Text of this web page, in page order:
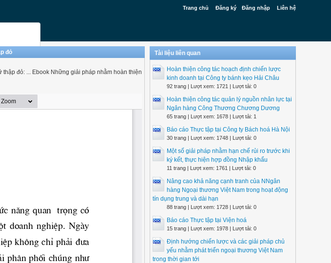
Trang chủ Đăng ký Đăng nhập Liên hệ
đỏ
đỏ: ... Ebook Những giải pháp nhằm hoàn thiện
Tài liệu liên quan
Hoàn thiện công tác hoạch định chiến lược
kinh doanh tại Công ty bánh kẹo Hải Châu
92 trang | Lượt xem: 1721 | Lượt tải: 0
Hoàn thiện công tác quản lý nguồn nhân lực tại
Ngân hàng Công Thương Chương Dương
65 trang | Lượt xem: 1678 | Lượt tải: 1
Báo cáo Thực tập tại Công ty Bách hoá Hà Nội
30 trang | Lượt xem: 1748 | Lượt tải: 0
Một số giải pháp nhằm hạn chế rủi ro trước khi
ký kết, thực hiện hợp đồng Nhập khẩu
11 trang | Lượt xem: 1761 | Lượt tải: 0
Nâng cao khả năng cạnh tranh của NNgân
hàng Ngoại thương Việt Nam trong hoạt động
tín dụng trung và dài hạn
88 trang | Lượt xem: 1728 | Lượt tải: 0
Báo cáo Thực tập tại Viện hoá
15 trang | Lượt xem: 1978 | Lượt tải: 0
Định hướng chiến lược và các giải pháp chủ
yếu nhằm phát triển ngoại thương Việt Nam
trong thời gian tới